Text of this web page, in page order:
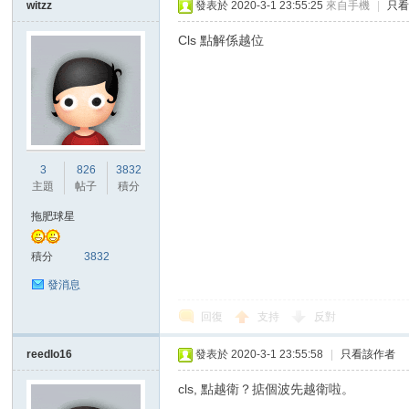
witzz
3
主題
826
帖子
3832
積分
拖肥球星
積分 3832
發消息
發表於 2020-3-1 23:55:25 來自手機 只
Cls 點解係越位
回復 支持 反對
reedlo16 發表於 2020-3-1 23:55:58 只看該作者
cls, 點越衛？掂個波先越衛啦。